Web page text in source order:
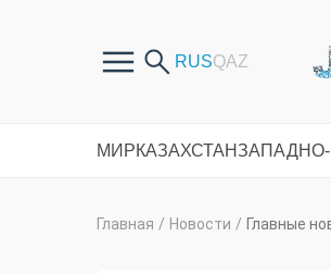
МИРКАЗАХСТАН
Главная / Новости / Главные